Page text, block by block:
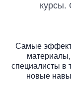
курсы.
Самые
специалисты в
новые